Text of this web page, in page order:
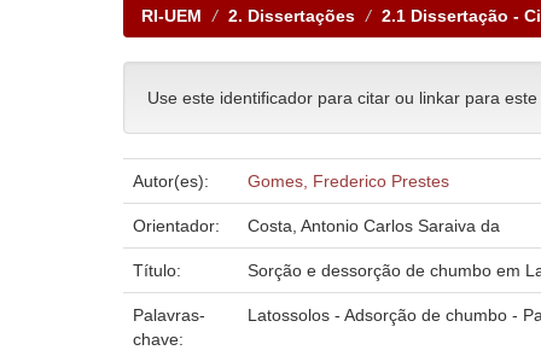
RI-UEM 2. Dissertações 2.1 Dissertação -
Use este identificador para citar ou linkar para este
Autor(es): Gomes, Frederico Prestes
Orientador: Costa, Antonio Carlos Saraiva da
Título: Sorção e dessorção de chumbo em
Palavras-
chave:
Latossolos - Adsorção de chumbo -